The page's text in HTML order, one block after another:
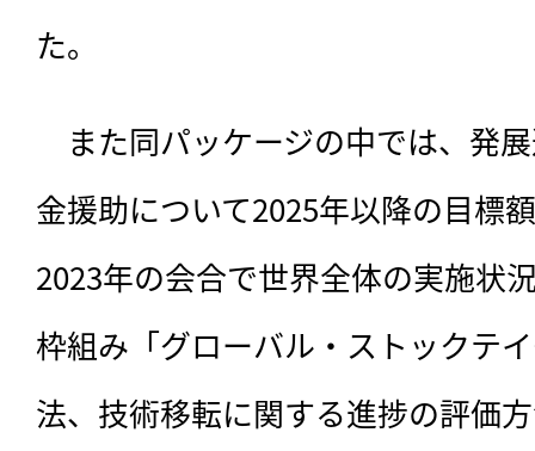
た。
また同パッケージの中では、発
金援助について2025年以降の目標
2023年の会合で世界全体の実施状
枠組み「グローバル・ストックテ
法、技術移転に関する進捗の評価